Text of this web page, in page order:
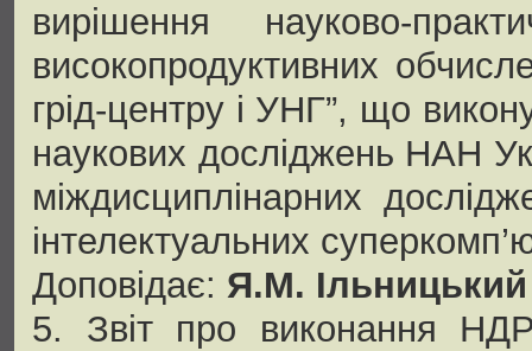
вирішення науково-
високопродуктивних
грід-центру і УНГ”, що
наукових досліджень НАН
міждисциплінарних
інтелектуальних
Доповідає: Я.М. Ільницький
5. Звіт про виконання